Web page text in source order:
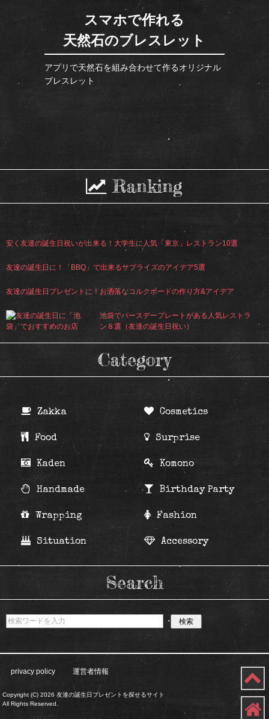
スマホで作れる
天然石のブレスレット
アプリで天然石を組み合わせて作るオリジナル
ブレスレット
Ranking
安く友達の誕生日祝いが出来る！大学生に人気「東京」レストラン10選
友達の誕生日に！「BBQ」で出来るサプライズのアイデア5選
友達の誕生日プレゼントに！お洒落なコルクボードの作り方&アイデア
池袋でバースデープレートがある人気レストラ
ン８選（友達の誕生日祝い）
Category
Cosmetics
Surprise
Komono
Birthday Party
Fashion
Accessory
Zakka
Food
Kaden
Handmade
Wrapping
Situation
Search
privacy policy 運営者情報
Copyright (C) 2026 友達の誕生日プレゼントを探せるサイト
All Rights Reserved.